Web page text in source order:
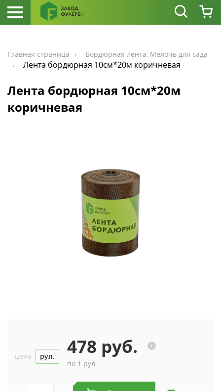
Главная страница Бордюрная лента, Мелочь для сада
Лента бордюрная 10см*20м коричневая
Лента бордюрная 10см*20м
коричневая
цена рул. 478 руб.
по 1 рул.